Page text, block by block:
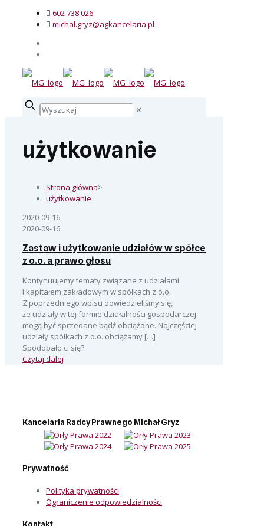
602 738 026
michal.gryz@agkancelaria.pl
✕
użytkowanie
Strona główna>
użytkowanie
2020-09-16
2020-09-16
Zastaw i użytkowanie udziałów w spółce
z o.o. a prawo głosu
Kontynuujemy tematy związane z udziałami
i kapitałem zakładowym w spółkach z o.o.
Z poprzedniego wpisu dowiedzieliśmy się,
że udziały w tej formie działalności gospodarczej
mogą być sprzedane bądź obciążone. Najczęściej
udziały spółkach z o.o. obciążamy […]
Spodobało ci się?
Czytaj dalej
Kancelaria Radcy Prawnego Michał Gryz
Prywatność
Polityka prywatności
Ograniczenie odpowiedzialności
Kontakt